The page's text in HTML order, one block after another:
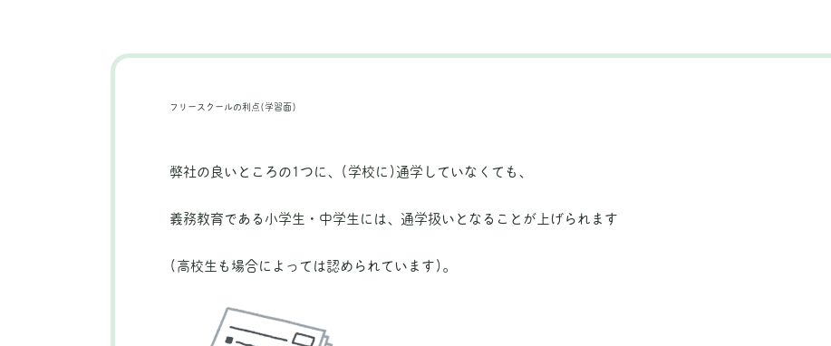
フリースクールの利点(学習面)
弊社の良いところの1つに、(学校に)通学していなくても、
義務教育である小学生・中学生には、通学扱いとなることが上げられます
(高校生も場合によっては認められています)。